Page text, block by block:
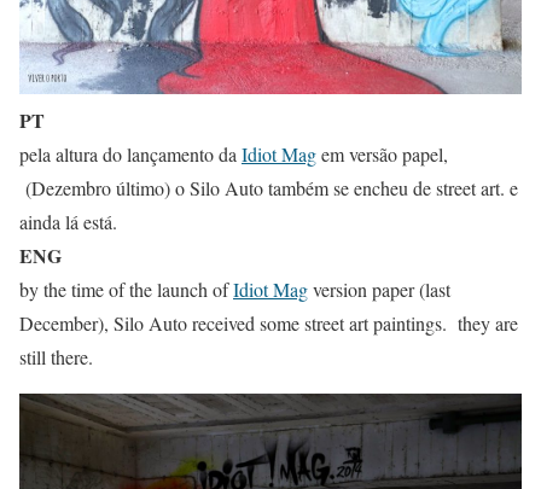
PT
pela altura do lançamento daIdiot Magem versão papel,
(Dezembro último) o Silo Auto também se encheu de street art. e
ainda lá está.
ENG
by the time of the launch ofIdiot Magversion paper (last
December), Silo Auto received some street art paintings. they are
still there.